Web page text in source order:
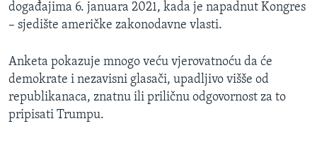
događajima 6. januara 2021, kada je napadnut Kongres
– sjedište američke zakonodavne vlasti.
Anketa pokazuje mnogo veću vjerovatnoću da će
demokrate i nezavisni glasači, upadljivo višše od
republikanaca, znatnu ili priličnu odgovornost za to
pripisati Trumpu.